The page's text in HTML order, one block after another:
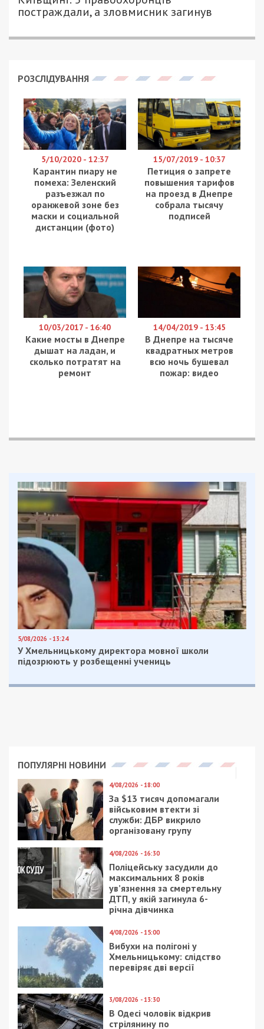
Адміністратора низки Telegram-каналів, у яких
поширювалася інформація принизливого та
нецензурного характеру, визнано винним у
вимаганні. За підтримання публічного
обвинувачення ювенальних прокурорів
призначивши йому 2 роки пробаційного нагляду.
Про це повідомляє49000з посиланням на
Житомирську обласну прокуратуру.
Схема “ЧОРНОГО ПІАРУ” та шантажу
Як повідомлялося раніше, зловмисники з метою
незаконного збагачення створили в Telegram
кілька груп, зокрема «ЖИТОМИР Зеркало»,
«ВИННИЦА Зеркало», «РОВНО Зеркало» та
щодо неповнолітніх. Після публікації потерпілим
безкоштовне видалення не передбачалося.
Загальна аудиторія цих груп налічувала близько
10 тисяч підписників.
Вироком Знам’янського міськрайонного суду
Кіровоградської області адміністратора каналів
визнано винним за ч. 4 ст. 189 Кримінального
кодексу України (вимагання).
Нагадаємо, раніше ми повідомляли про те, що
скандальний телеграм-канал “Джокер”
заблоковано за поширення особистих даних.
Facebook
Telegram
Twitter
WhatsApp
ViberEmail
Категории:Суспільство| Метки:
Приєднуйтесь також до 49000 в Google News. Слідкуйте
Приєднатися
Читайте також
Предыдущая статья:
СБУ ліквідувала кілерів ФСБ, які вбили
полковника СБУ у Києві
Следующая статья:
Ворог атакував безпілотниками Самар:
пошкоджена інфраструктура, понівечені
школа та багатоповерхівки